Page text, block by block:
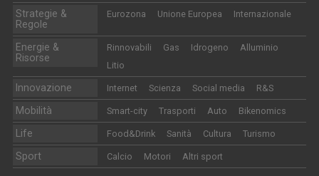
Strategie &
Regole
Eurozona Unione Europea Internazionale
Energie &
Risorse
Rinnovabili Gas Idrogeno
Alluminio
Litio
Innovazione Internet Scienza Social media R&S
Mobilità Smart-city Trasporti Auto Bikenomics
Life Food&Drink Sanità Cultura Turismo
Sport Calcio Motori Altri sport